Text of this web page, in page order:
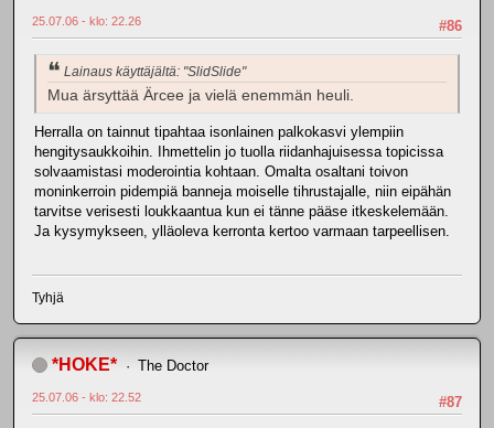
#86
25.07.06 - klo: 22.26
Lainaus käyttäjältä: "SlidSlide"
Mua ärsyttää Ärcee ja vielä enemmän heuli.
Herralla on tainnut tipahtaa isonlainen palkokasvi ylempiin
hengitysaukkoihin. Ihmettelin jo tuolla riidanhajuisessa topicissa
solvaamistasi moderointia kohtaan. Omalta osaltani toivon
moninkerroin pidempiä banneja moiselle tihrustajalle, niin eipähän
tarvitse verisesti loukkaantua kun ei tänne pääse itkeskelemään.
Ja kysymykseen, ylläoleva kerronta kertoo varmaan tarpeellisen.
Tyhjä
*HOKE* The Doctor
#87
25.07.06 - klo: 22.52